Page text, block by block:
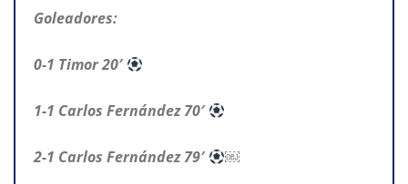
Goleadores:
0-1 Timor 20′
1-1 Carlos Fernández 70′
2-1 Carlos Fernández 79′ ￼